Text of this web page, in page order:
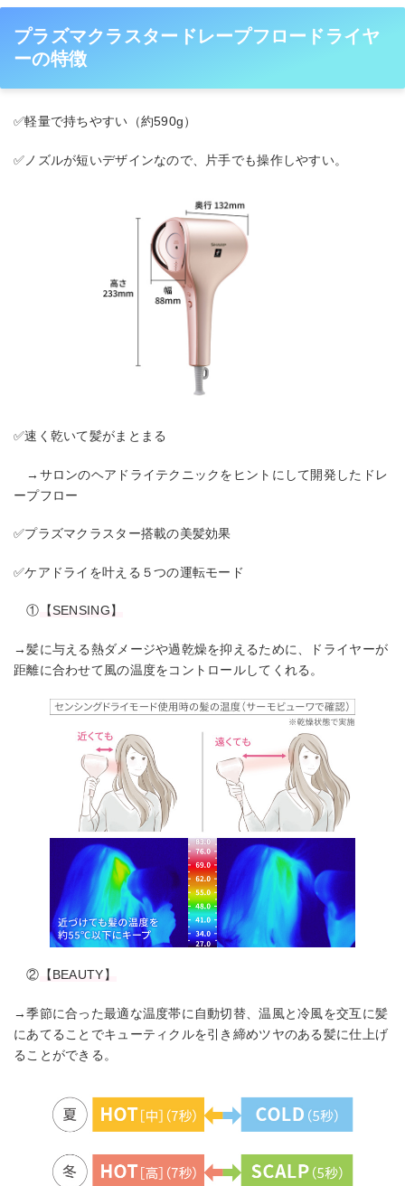
プラズマクラスタードレープフロードライヤ
ーの特徴
✅軽量で持ちやすい（約590g）
✅ノズルが短いデザインなので、片手でも操作しやすい。
✅速く乾いて髪がまとまる
→サロンのヘアドライテクニックをヒントにして開発したドレ
ープフロー
✅プラズマクラスター搭載の美髪効果
✅ケアドライを叶える５つの運転モード
① 【SENSING】
→髪に与える熱ダメージや過乾燥を抑えるために、ドライヤーが
距離に合わせて風の温度をコントロールしてくれる。
② 【BEAUTY】
→季節に合った最適な温度帯に自動切替、温風と冷風を交互に髪
にあてることでキューティクルを引き締めツヤのある髪に仕上げ
ることができる。